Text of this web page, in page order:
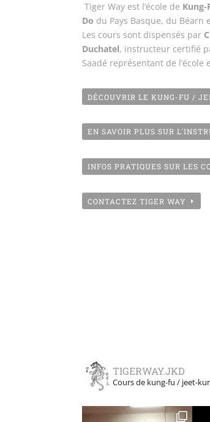
Tiger Way est l’école de Kung-
Do du Pays Basque, du Béarn
Les cours sont dispensés par
Duchatel, instructeur certifié
Saadé représentant de l’école
DÉCOUVRIR LE KUNG-FU /
EN SAVOIR PLUS SUR
INFOS PRATIQUES SUR LES
CONTACTEZ TIGER WAY
TIGERWAY.JKD
Cours de kung-fu / jeet-